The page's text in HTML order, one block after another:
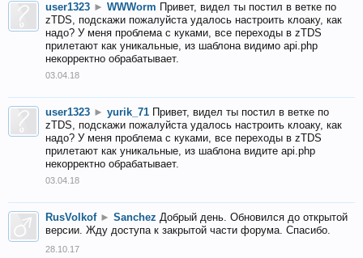
user1323 ► WWWorm Привет, видел ты постил в ветке по
zTDS, подскажи пожалуйста удалось настроить клоаку, как
надо? У меня проблема с куками, все переходы в zTDS
прилетают как уникальные, из шаблона видимо api.php
некорректно обрабатывает.
03.04.18
user1323 ► yurik_71 Привет, видел ты постил в ветке по
zTDS, подскажи пожалуйста удалось настроить клоаку, как
надо? У меня проблема с куками, все переходы в zTDS
прилетают как уникальные, из шаблона видите api.php
некорректно обрабатывает.
03.04.18
RusVolkof ► Sanchez Добрый день. Обновился до открытой
версии. Жду доступа к закрытой части форума. Спасибо.
28.10.17